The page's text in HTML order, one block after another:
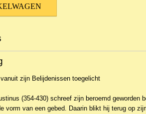
Den Hertog
zijn Belijdenissen toegelicht
(354-430) schreef zijn beroemd geworden
vorm van een gebed. Daarin blikt hij terug op